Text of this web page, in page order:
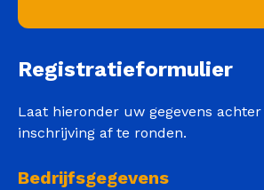
Registratieformulier
Laat hieronder uw gegevens
inschrijving af te ronden.
Bedrijfsgegevens